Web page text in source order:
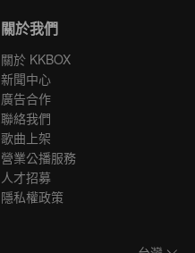
關於我們
關於 KKBOX
新聞中心
廣告合作
聯絡我們
歌曲上架
營業公播服務
人才招募
隱私權政策